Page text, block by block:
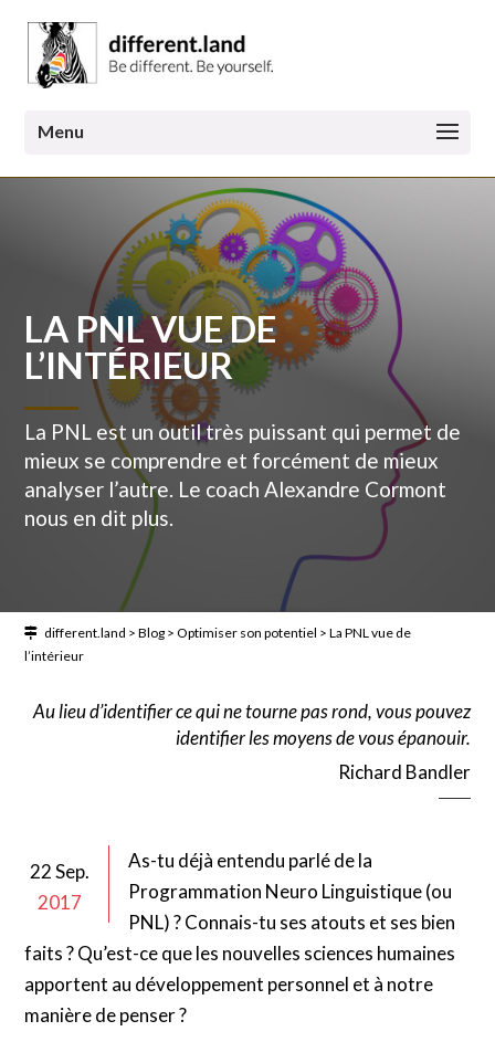
LA PNL VUE DE
L’INTÉRIEUR
La PNL est un outil très puissant qui permet de
mieux se comprendre et forcément de mieux
analyser l’autre. Le coach Alexandre Cormont
nous en dit plus.
different.land >Blog >Optimiser son potentiel >La PNL vue de
l’intérieur
Au lieu d’identifier ce qui ne tourne pas rond, vous pouvez
identifier les moyens de vous épanouir.
Richard Bandler
22 Sep.
2017
As-tu déjà entendu parlé de la
Programmation Neuro Linguistique (ou
PNL) ? Connais-tu ses atouts et ses bien
faits ? Qu’est-ce que les nouvelles sciences humaines
apportent au développement personnel et à notre
manière de penser ?